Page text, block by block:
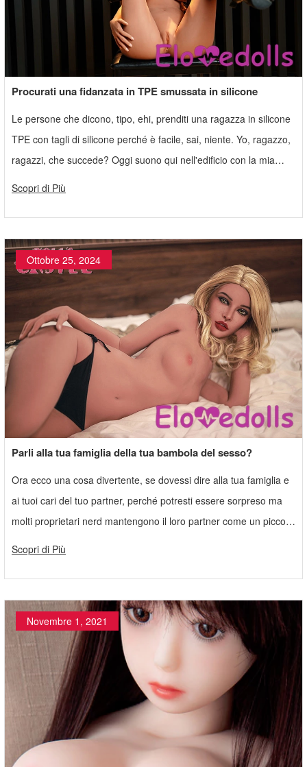
Procurati una fidanzata in TPE smussata in silicone
Le persone che dicono, tipo, ehi, prenditi una ragazza in silicone
TPE con tagli di silicone perché è facile, sai, niente. Yo, ragazzo,
ragazzi, che succede? Oggi suono qui nell'edificio con la mia
Scopri di Più
Parli alla tua famiglia della tua bambola del sesso?
Ora ecco una cosa divertente, se dovessi dire alla tua famiglia e
ai tuoi cari del tuo partner, perché potresti essere sorpreso ma
molti proprietari nerd mantengono il loro partner come un piccolo
Scopri di Più
Ottobre 25, 2024
Novembre 1, 2021